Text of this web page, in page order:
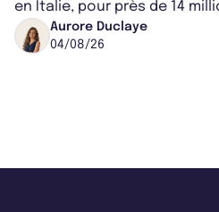
en Italie, pour près de 14
montant qui fait entorse
Aurore Duclaye
04/08/26